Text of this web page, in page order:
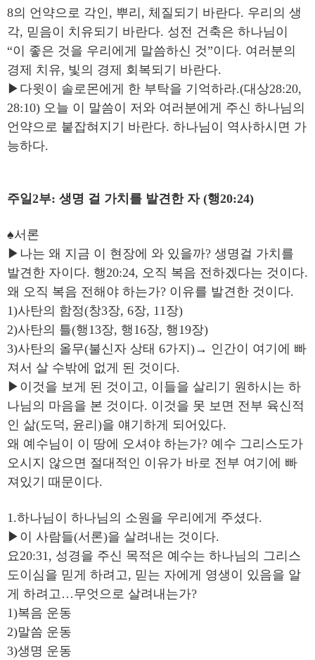
8의 언약으로 각인, 뿌리, 체질되기 바란다. 우리의 생
각, 믿음이 치유되기 바란다. 성전 건축은 하나님이
“이 좋은 것을 우리에게 말씀하신 것”이다. 여러분의
경제 치유, 빛의 경제 회복되기 바란다.
▶다윗이 솔로몬에게 한 부탁을 기억하라.(대상28:20,
28:10) 오늘 이 말씀이 저와 여러분에게 주신 하나님의
언약으로 붙잡혀지기 바란다. 하나님이 역사하시면 가
능하다.
주일2부: 생명 걸 가치를 발견한 자 (행20:24)
♠서론
▶나는 왜 지금 이 현장에 와 있을까? 생명걸 가치를
발견한 자이다. 행20:24, 오직 복음 전하겠다는 것이다.
왜 오직 복음 전해야 하는가? 이유를 발견한 것이다.
1)사탄의 함정(창3장, 6장, 11장)
2)사탄의 틀(행13장, 행16장, 행19장)
3)사탄의 올무(불신자 상태 6가지)→ 인간이 여기에 빠
져서 살 수밖에 없게 된 것이다.
▶이것을 보게 된 것이고, 이들을 살리기 원하시는 하
나님의 마음을 본 것이다. 이것을 못 보면 전부 육신적
인 삶(도덕, 윤리)을 얘기하게 되어있다.
왜 예수님이 이 땅에 오셔야 하는가? 예수 그리스도가
오시지 않으면 절대적인 이유가 바로 전부 여기에 빠
져있기 때문이다.
1.하나님이 하나님의 소원을 우리에게 주셨다.
▶이 사람들(서론)을 살려내는 것이다.
요20:31, 성경을 주신 목적은 예수는 하나님의 그리스
도이심을 믿게 하려고, 믿는 자에게 영생이 있음을 알
게 하려고…무엇으로 살려내는가?
1)복음 운동
2)말씀 운동
3)생명 운동